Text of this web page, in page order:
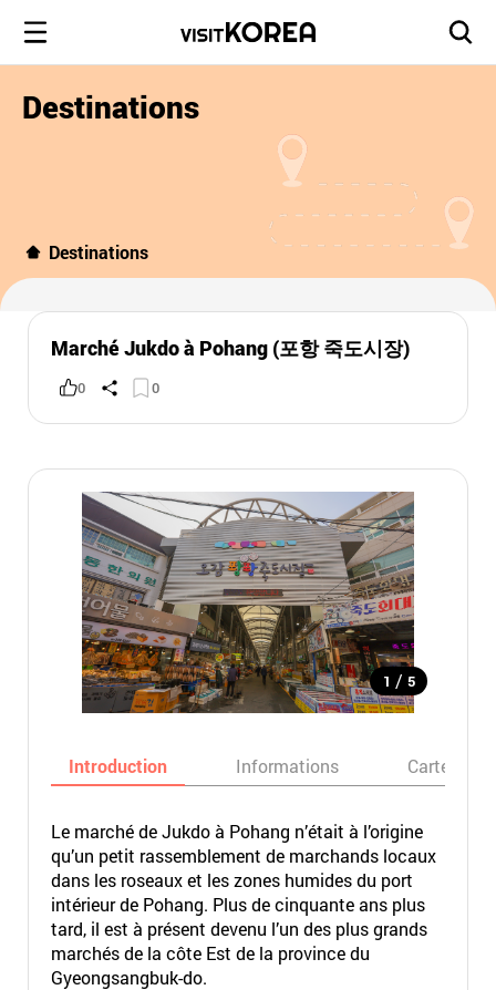
Destinations
Destinations
Marché Jukdo à Pohang (포항 죽도시장)
0 0
1 / 5
Introduction Informations Carte
Le marché de Jukdo à Pohang n’était à l’origine
qu’un petit rassemblement de marchands locaux
dans les roseaux et les zones humides du port
intérieur de Pohang. Plus de cinquante ans plus
tard, il est à présent devenu l’un des plus grands
marchés de la côte Est de la province du
Gyeongsangbuk-do.